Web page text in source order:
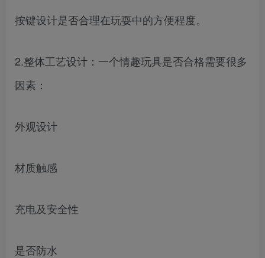
按键设计是否合理在玩耍中的方便程度。
2.整体工艺设计：一个情趣玩具是否合格需要很多
因素：
外观设计
材质触感
充电及安全性
是否防水